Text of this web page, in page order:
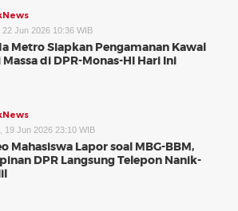
22 Jun 2026 10:36 WIB
Metro Siapkan Pengamanan Kawal
di DPR-Monas-HI Hari Ini
19 Jun 2026 23:10 WIB
Mahasiswa Lapor soal MBG-BBM,
DPR Langsung Telepon Nanik-